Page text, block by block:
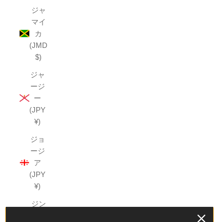
ジャ
マイ
カ
(JMD
$)
ジャ
ージ
ー
(JPY
¥)
ジョ
ージ
ア
(JPY
¥)
ジン